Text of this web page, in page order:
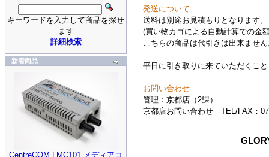
発送について
送料は別途お見積もりとなります。
(買い物カゴによる自動計算での金
こちらの商品は代引きは出来ませ
平日に引き取りに来ていただくこ
お問い合わせ
管理：京都店（2課）
京都店お問い合わせ TEL/FAX：
キーワードを入力して商品を探せ
ます
詳細検索
新着商品
CentreCOM LMC101 メディアコ